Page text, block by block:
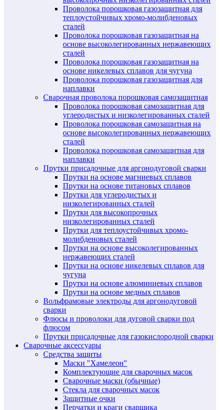
Проволока порошковая газозащитная для
теплоустойчивых хромо-молибденовых
сталей
Проволока порошковая газозащитная на
основе высоколегированных нержавеющих
сталей
Проволока порошковая газозащитная на
основе никелевых сплавов для чугуна
Проволока порошковая газозащитная для
наплавки
Сварочная проволока порошковая самозащитная
Проволока порошковая самозащитная для
углеродистых и низколегированных сталей
Проволока порошковая самозащитная на
основе высоколегированных нержавеющих
сталей
Проволока порошковая самозащитная для
наплавки
Прутки присадочные для аргонодуговой сварки
Прутки на основе магниевых сплавов
Прутки на основе титановых сплавов
Прутки для углеродистых и
низколегированных сталей
Прутки для высокопрочных
низколегированных сталей
Прутки для теплоустойчивых хромо-
молибденовых сталей
Прутки на основе высоколегированных
нержавеющих сталей
Прутки на основе никелевых сплавов для
чугуна
Прутки на основе алюминиевых сплавов
Прутки на основе медных сплавов
Вольфрамовые электроды для аргонодуговой
сварки
Флюсы и проволоки для дуговой сварки под
флюсом
Прутки присадочные для газокислородной сварки
Сварочные аксессуары
Средства защиты
Маски "Хамелеон"
Комплектующие для сварочных масок
Сварочные маски (обычные)
Стекла для сварочных масок
Защитные очки
Перчатки и краги сварщика